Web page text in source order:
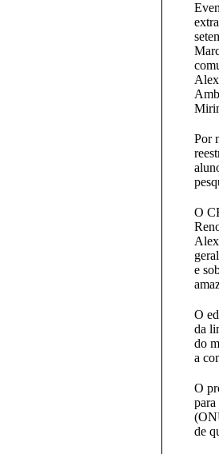
Por
O
e
O
da
do
a
O
de